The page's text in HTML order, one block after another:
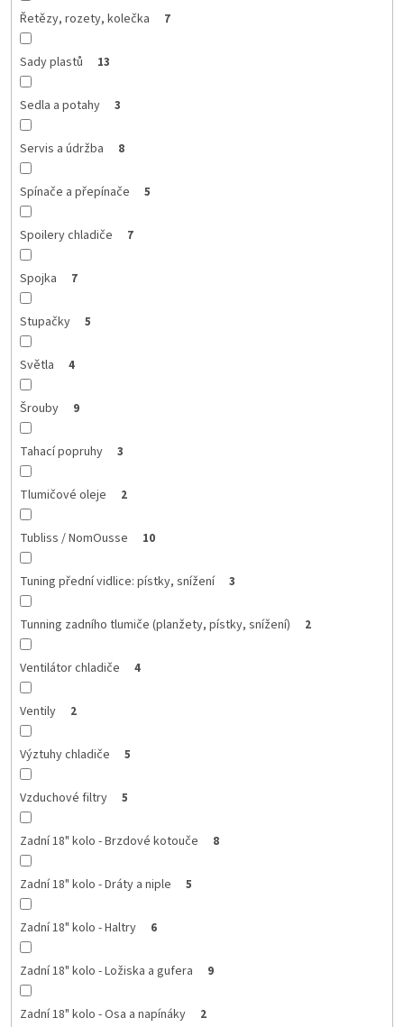
Řetězy, rozety, kolečka 7
Sady plastů 13
Sedla a potahy 3
Servis a údržba 8
Spínače a přepínače 5
Spoilery chladiče 7
Spojka 7
Stupačky 5
Světla 4
Šrouby 9
Tahací popruhy 3
Tlumičové oleje 2
Tubliss / NomOusse 10
Tuning přední vidlice: pístky, snížení 3
Tunning zadního tlumiče (planžety, pístky, snížení) 2
Ventilátor chladiče 4
Ventily 2
Výztuhy chladiče 5
Vzduchové filtry 5
Zadní 18" kolo - Brzdové kotouče 8
Zadní 18" kolo - Dráty a niple 5
Zadní 18" kolo - Haltry 6
Zadní 18" kolo - Ložiska a gufera 9
Zadní 18" kolo - Osa a napínáky 2